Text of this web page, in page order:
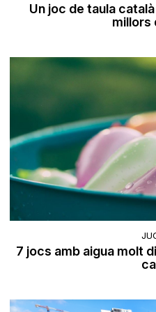
Un joc de taula
millors
7 jocs amb aigua molt